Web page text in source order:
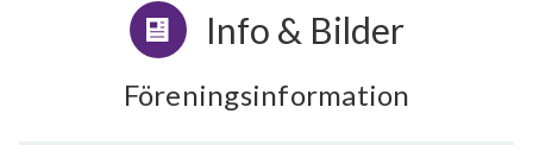
Info & Bilder
Föreningsinformation